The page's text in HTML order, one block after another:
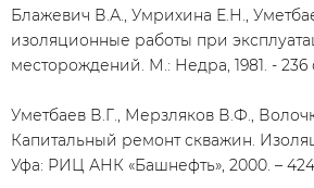
Блажевич В.А., Умрихина Е.Н.,
изоляционные работы при
месторождений. М.: Недра, 1981. - 236
Уметбаев В.Г., Мерзляков В.Ф.,
Капитальный ремонт скважин.
Уфа: РИЦ АНК «Башнефть», 2000. –